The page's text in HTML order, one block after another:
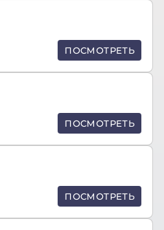
ПОСМОТРЕТЬ
ПОСМОТРЕТЬ
ПОСМОТРЕТЬ